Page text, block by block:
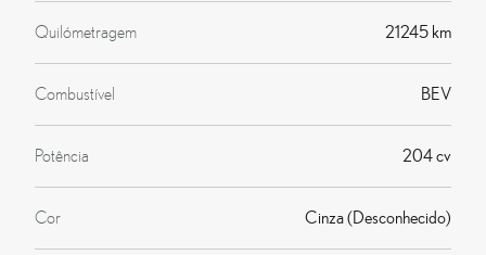
Quilómetragem 21245 km
Combustível BEV
Potência 204 cv
Cor Cinza (Desconhecido)